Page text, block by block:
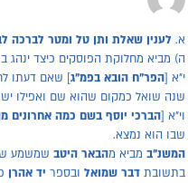
לענין שאלת ותן טל ומטר לברכה
מביא מחלוקת הפוסקים כיצד ינהג
[ הפר"ח הובא בפמ"ג] שאם דעתו
שואל כמקום שהוא שם ואפילו יש
[ הברכי יוסף בשם כמה אחרונים
הוא נמצא.
מביא מהבאר היטבשמשמע שהם
דבר שמואלובספריד אהרן